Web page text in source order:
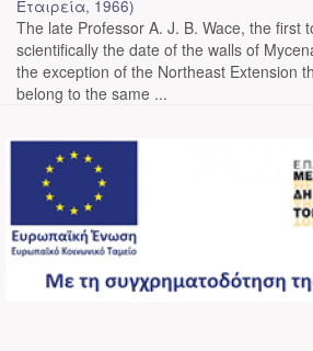
Εταιρεία, 1966)
The late Professor A. J. B. Wace, the first
scientifically the date of the walls of
the exception of the Northeast Extension
belong to the same ...